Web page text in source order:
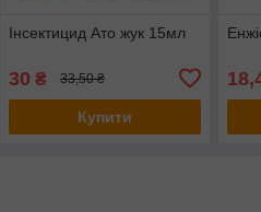
Інсектицид Ато жук 15мл
30 ₴ 33,50 ₴
Купити